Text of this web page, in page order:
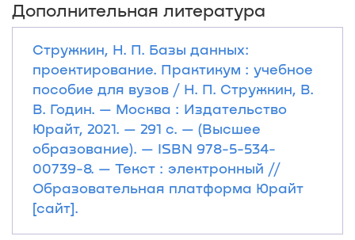
Дополнительная литература
Стружкин, Н. П. Базы данных:
проектирование. Практикум : учебное
пособие для вузов / Н. П. Стружкин, В.
В. Годин. — Москва : Издательство
Юрайт, 2021. — 291 с. — (Высшее
образование). — ISBN 978-5-534-
00739-8. — Текст : электронный //
Образовательная платформа Юрайт
[сайт].